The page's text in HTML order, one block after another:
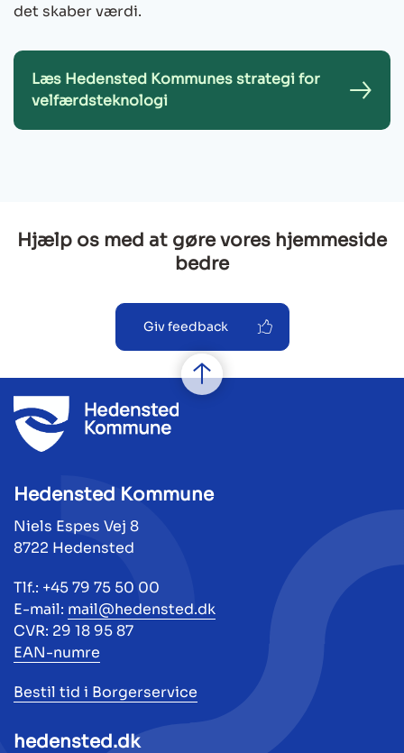
det skaber værdi.
Læs Hedensted Kommunes strategi for
velfærdsteknologi
Hjælp os med at gøre vores hjemmeside
bedre
Giv feedback
Hedensted Kommune
Niels Espes Vej 8
8722 Hedensted
Tlf.: +45 79 75 50 00
E-mail: mail@hedensted.dk
CVR: 29 18 95 87
EAN-numre
Bestil tid i Borgerservice
hedensted.dk